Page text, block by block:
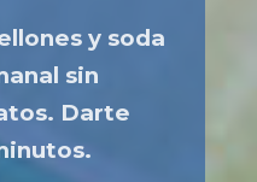
y soda
sin
Darte